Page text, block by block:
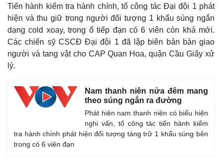
Tiến hành kiểm tra hành chính, tổ công tác Đại đội 1 phát
hiện và thu giữ trong người đối tượng 1 khẩu súng ngắn
dạng cold xoay, trong ổ tiếp đạn có 6 viên còn khá mới.
Các chiến sỹ CSCĐ Đại đội 1 đã lập biên bản bàn giao
người và tang vật cho CAP Quan Hoa, quận Cầu Giấy xử
lý.
Nam thanh niên nửa đêm mang
theo súng ngắn ra đường
Phát hiện nam thanh niên có biểu hiện
nghi vấn, tổ công tác tiến hành kiểm
tra hành chính phát hiện đối tượng tàng trữ 1 khẩu súng bên
trong có 6 viên đạn